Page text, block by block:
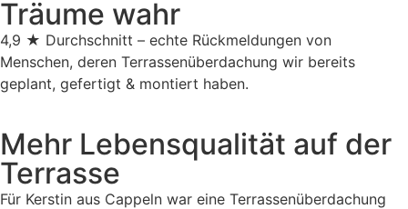
Träume wahr
4,9 ★ Durchschnitt – echte Rückmeldungen von
Menschen, deren Terrassenüberdachung wir bereits
geplant, gefertigt & montiert haben.
Mehr Lebensqualität auf der
Terrasse
Für Kerstin aus Cappeln war eine Terrassenüberdachung